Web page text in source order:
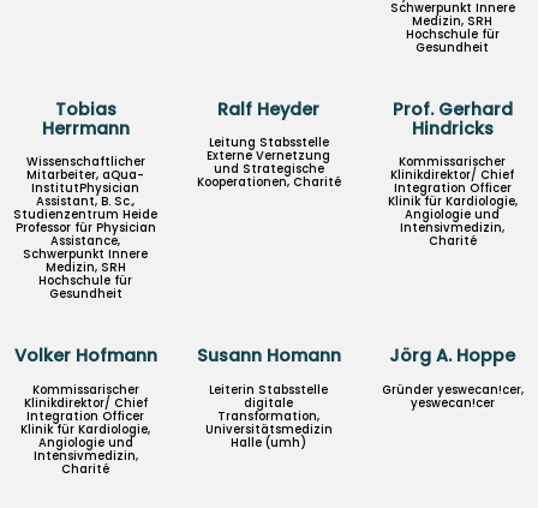
Schwerpunkt Innere
Medizin, SRH
Hochschule für
Gesundheit
Tobias
Herrmann
Wissenschaftlicher
Mitarbeiter, aQua-
InstitutPhysician
Assistant, B. Sc.,
Studienzentrum Heide
Professor für Physician
Assistance,
Schwerpunkt Innere
Medizin, SRH
Hochschule für
Gesundheit
Ralf Heyder
Leitung Stabsstelle
Externe Vernetzung
und Strategische
Kooperationen, Charité
Prof. Gerhard
Hindricks
Kommissarischer
Klinikdirektor/ Chief
Integration Officer
Klinik für Kardiologie,
Angiologie und
Intensivmedizin,
Charité
Volker Hofmann
Kommissarischer
Klinikdirektor/ Chief
Integration Officer
Klinik für Kardiologie,
Angiologie und
Intensivmedizin,
Charité
Susann Homann
Leiterin Stabsstelle
digitale
Transformation,
Universitätsmedizin
Halle (umh)
Jörg A. Hoppe
Gründer yeswecan!cer,
yeswecan!cer